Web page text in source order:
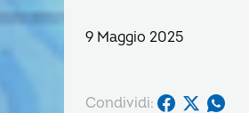
9 Maggio 2025
Condividi: